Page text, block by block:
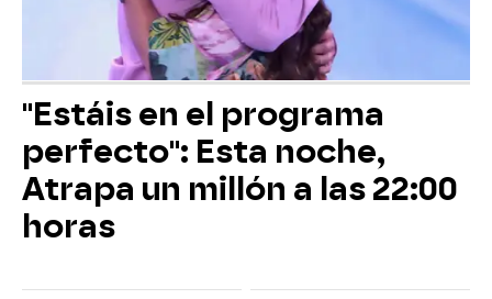
"Estáis en el programa
perfecto": Esta noche,
Atrapa un millón a las 22:00
horas